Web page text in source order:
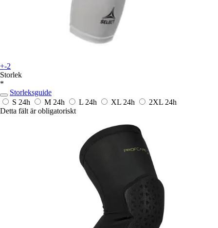
+-2
Storlek
*
Storleksguide
S 24h M 24h L 24h XL 24h 2XL 24h
Detta fält är obligatoriskt